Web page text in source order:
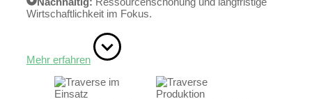
Wirtschaftlichkeit im Fokus.
Mehr erfahren